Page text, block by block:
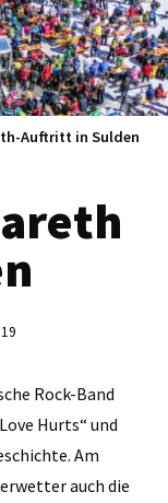
Auftritt in Sulden
Rock-Band
Hurts“ und
Am
auch die